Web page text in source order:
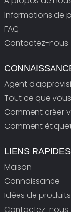
Informations de
FAQ
Contactez-nous
Agent
Tout ce que
Comment créer
Comment
LIENS RAPIDES
Maison
Connaissance
Idées de produits
Contactez-nous